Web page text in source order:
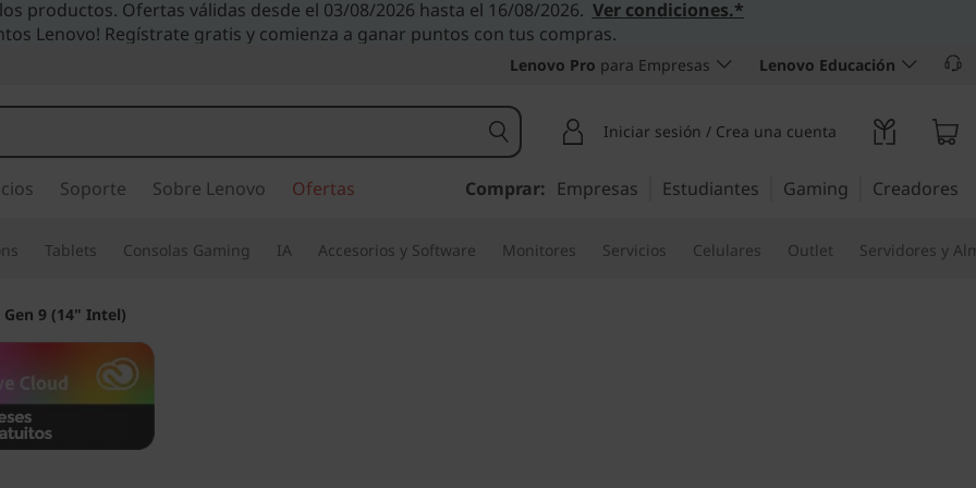
productos. Ofertas válidas desde el 03/08/2026 hasta el 16/08/2026. Ver condiciones.*
Lenovo! Regístrate gratis y comienza a ganar puntos con tus compras.
Lenovo Pro para Empresas Lenovo Educación
Iniciar sesión / Crea una cuenta
Soporte Sobre Lenovo Ofertas Comprar: Empresas Estudiantes Gaming Creadores
Tablets Consolas Gaming IA Accesorios y Software Monitores Servicios Celulares Outlet Servidores y
Gen 9 (14" Intel)